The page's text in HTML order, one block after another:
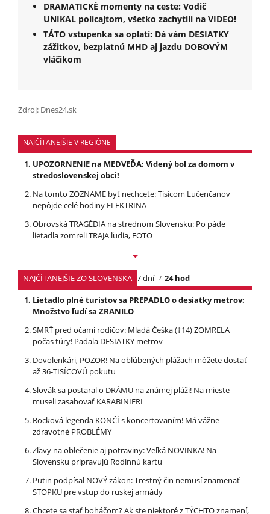
DRAMATICKÉ momenty na ceste: Vodič
UNIKAL policajtom, všetko zachytili na VIDEO!
TÁTO vstupenka sa oplatí: Dá vám DESIATKY
zážitkov, bezplatnú MHD aj jazdu DOBOVÝM
vláčikom
Zdroj: Dnes24.sk
NAJČÍTANEJŠIE V REGIÓNE
UPOZORNENIE na MEDVEĎA: Videný bol za domom v
stredoslovenskej obci!
Na tomto ZOZNAME byť nechcete: Tisícom Lučenčanov
nepôjde celé hodiny ELEKTRINA
Obrovská TRAGÉDIA na strednom Slovensku: Po páde
lietadla zomreli TRAJA ľudia, FOTO
NAJČÍTANEJŠIE ZO SLOVENSKA 7 dní
24 hod
Lietadlo plné turistov sa PREPADLO o desiatky metrov:
Množstvo ľudí sa ZRANILO
SMRŤ pred očami rodičov: Mladá Češka (†14) ZOMRELA
počas túry! Padala DESIATKY metrov
Dovolenkári, POZOR! Na obľúbených plážach môžete dostať
až 36-TISÍCOVÚ pokutu
Slovák sa postaral o DRÁMU na známej pláži! Na mieste
museli zasahovať KARABINIERI
Rocková legenda KONČÍ s koncertovaním! Má vážne
zdravotné PROBLÉMY
Zľavy na oblečenie aj potraviny: Veľká NOVINKA! Na
Slovensku pripravujú Rodinnú kartu
Putin podpísal NOVÝ zákon: Trestný čin nemusí znamenať
STOPKU pre vstup do ruskej armády
Chcete sa stať boháčom? Ak ste niektoré z TÝCHTO znamení,